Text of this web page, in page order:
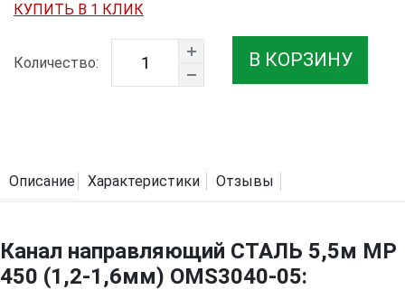
КУПИТЬ В 1 КЛИК
Количество: В КОРЗИНУ
Описание Характеристики Отзывы
Канал направляющий СТАЛЬ 5,5м MP
450 (1,2-1,6мм) OMS3040-05: